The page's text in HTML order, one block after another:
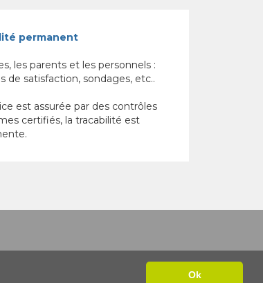
Ok
permanent
les parents et les personnels :
de satisfaction, sondages, etc..
est assurée par des contrôles
certifiés, la tracabilité est